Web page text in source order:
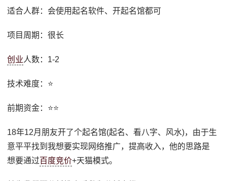
适合人群：会使用起名软件、开起名馆都可
项目周期：很长
创业人数：1-2
技术难度：⭐
前期资金：⭐⭐
18年12月朋友开了个起名馆(起名、看八字、风水)，由于生
意平平找到我想要实现网络推广，提高收入，他的思路是
想要通过百度竞价+天猫模式。